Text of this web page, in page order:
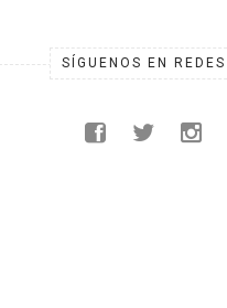
SÍGUENOS EN REDES